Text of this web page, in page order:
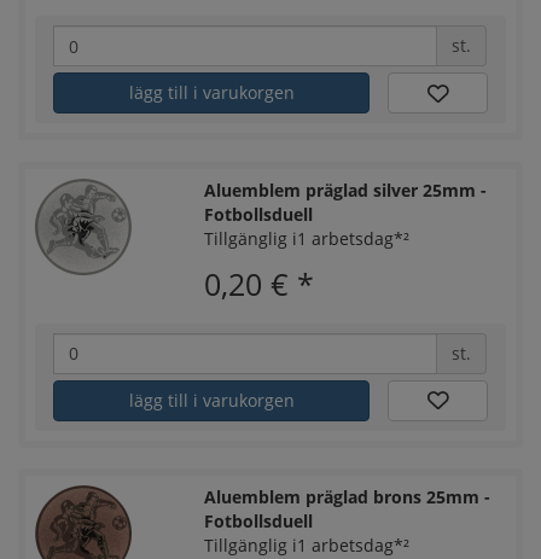
st.
lägg till i varukorgen
Aluemblem präglad silver 25mm -
Fotbollsduell
Tillgänglig i1 arbetsdag*²
0,20 € *
st.
lägg till i varukorgen
Aluemblem präglad brons 25mm -
Fotbollsduell
Tillgänglig i1 arbetsdag*²